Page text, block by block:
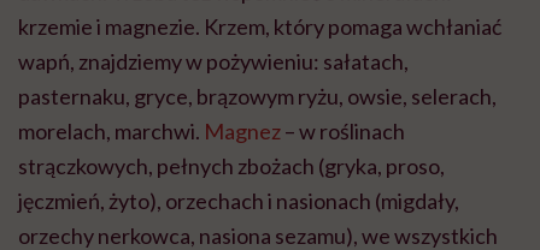
krzemie i magnezie. Krzem, który pomaga wchłaniać
wapń, znajdziemy w pożywieniu: sałatach,
pasternaku, gryce, brązowym ryżu, owsie, selerach,
morelach, marchwi. Magnez– w roślinach
strączkowych, pełnych zbożach (gryka, proso,
jęczmień, żyto), orzechach i nasionach (migdały,
orzechy nerkowca, nasiona sezamu), we wszystkich